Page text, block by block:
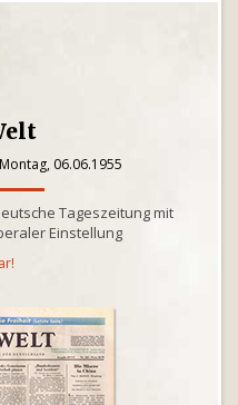
06.06.1955
Tageszeitung mit
Einstellung